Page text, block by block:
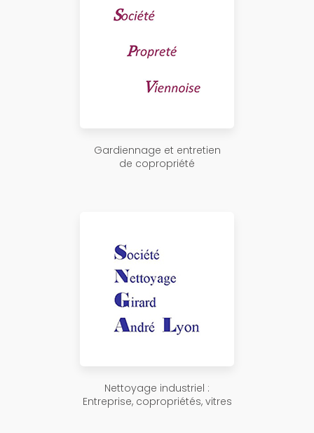
Gardiennage et entretien
de copropriété
Nettoyage industriel :
Entreprise, copropriétés, vitres